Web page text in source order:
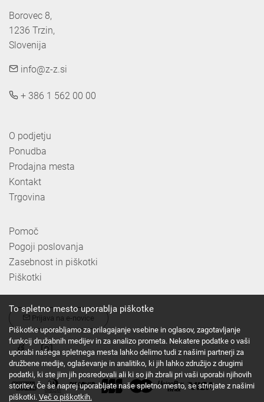
Borovec 8,
1236 Trzin,
Slovenija
info@z-z.si
+ 386 1 562 00 00
O podjetju
Ponudba
Prodajna mesta
Kontakt
Trgovina
Pomoč
Pogoji poslovanja
Zasebnost in piškotki
Piškotki
Prijava na e-novice
To spletno mesto uporablja piškotke
Piškotke uporabljamo za prilagajanje vsebine in oglasov, zagotavljanje
funkcij družabnih medijev in za analizo prometa. Nekatere podatke o vaši
uporabi našega spletnega mesta lahko delimo tudi z našimi partnerji za
družbene medije, oglaševanje in analitiko, ki jih lahko združijo z drugimi
podatki, ki ste jim jih posredovali ali ki so jih zbrali pri vaši uporabi njihovih
storitev. Če še naprej uporabljate naše spletno mesto, se strinjate z našimi
piškotki. Več o piškotkih.